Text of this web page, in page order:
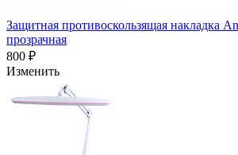
Защитная противоскользящая накладка
прозрачная
800 ₽
Изменить